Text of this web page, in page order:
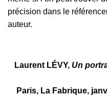
précision dans le
auteur.
Laurent LÉVY, Un
Paris, La Fabrique,